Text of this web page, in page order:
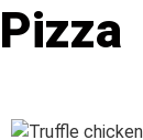
Pizza